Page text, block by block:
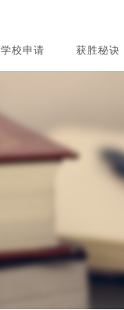
学校申请 获胜秘诀